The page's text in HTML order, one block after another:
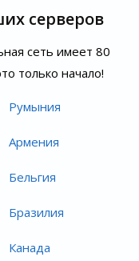
серверов
сеть имеет 80
только начало!
Румыния
Армения
Бельгия
Бразилия
Канада